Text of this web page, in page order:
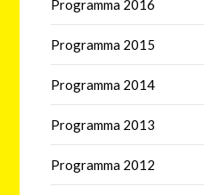
Programma 2016
Programma 2015
Programma 2014
Programma 2013
Programma 2012